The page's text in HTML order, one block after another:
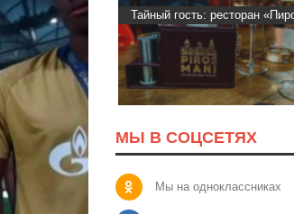
ресторан «Пиросмани» Тайный гость: кафе
МЫ В СОЦСЕТЯХ
Мы на одноклассниках